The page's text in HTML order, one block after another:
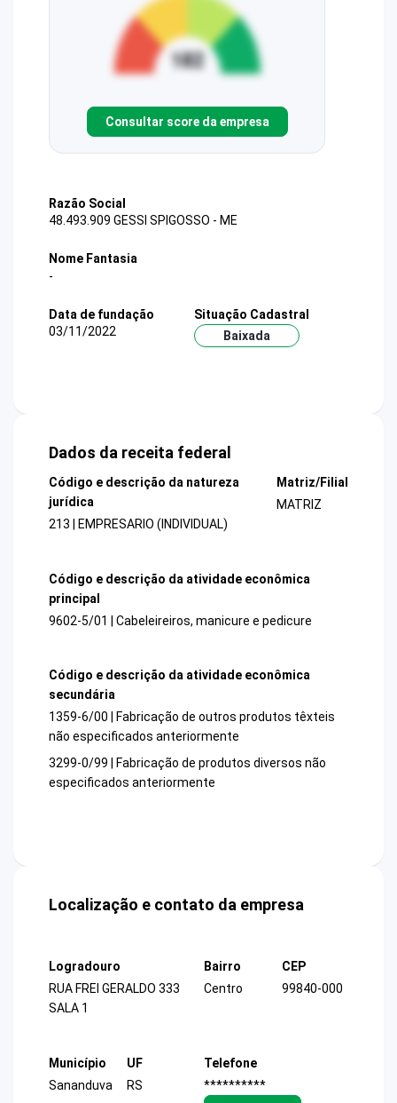
Consultar score da empresa
Razão Social
48.493.909 GESSI SPIGOSSO - ME
Nome Fantasia
-
Data de fundação
03/11/2022
Situação Cadastral
Baixada
Dados da receita federal
Código e descrição da natureza
jurídica
213 | EMPRESARIO (INDIVIDUAL)
Matriz/Filial
MATRIZ
Código e descrição da atividade econômica
principal
9602-5/01 | Cabeleireiros, manicure e pedicure
Código e descrição da atividade econômica
secundária
1359-6/00 | Fabricação de outros produtos têxteis
não especificados anteriormente
3299-0/99 | Fabricação de produtos diversos não
especificados anteriormente
Localização e contato da empresa
Logradouro
RUA FREI GERALDO 333
SALA 1
Bairro
Centro
CEP
99840-000
Município
Sananduva
UF
RS
Telefone
**********